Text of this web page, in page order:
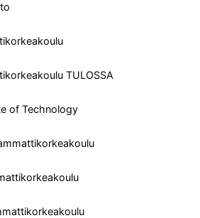
TULOSSA
of Technology